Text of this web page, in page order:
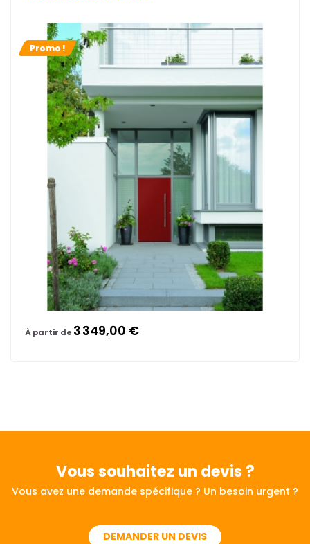
Promo !
À partir de 3 349,00 €
Vous souhaitez un devis ?
Vous avez une demande spécifique ? Un besoin urgent ?
DEMANDER UN DEVIS